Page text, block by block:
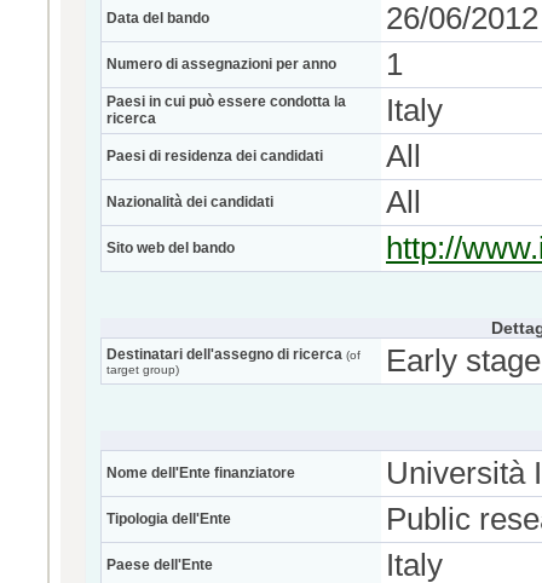
Data del bando 26/06/2012
Numero di assegnazioni per anno 1
Paesi in cui può essere condotta la
ricerca
Italy
Paesi di residenza dei candidati All
Nazionalità dei candidati All
Sito web del bando http://
Destinatari dell'assegno di ricerca (of
target group)
Early
Nome dell'Ente finanziatore Università
Tipologia dell'Ente Public
Paese dell'Ente Italy